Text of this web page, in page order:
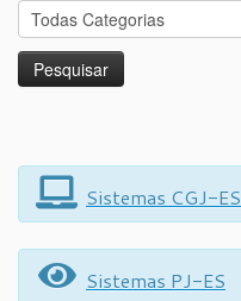
Sistemas CGJ-ES
Sistemas PJ-ES